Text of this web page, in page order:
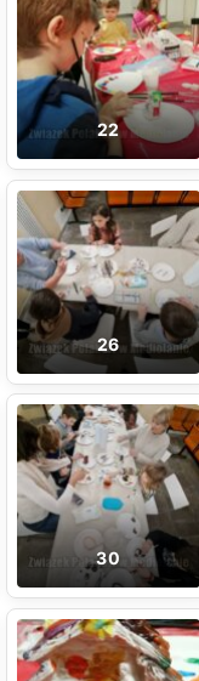
22
26
30